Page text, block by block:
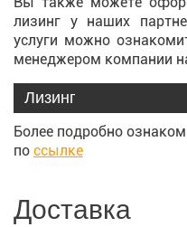
лизинг у наших
услуги можно
менеджером компании
Лизинг
Более подробно
по ссылке
Доставка